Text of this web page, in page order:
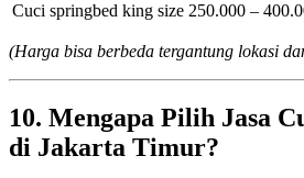
Cuci springbed king size 250.000 –
(Harga bisa berbeda tergantung lokasi
10. Mengapa Pilih Jasa
di Jakarta Timur?